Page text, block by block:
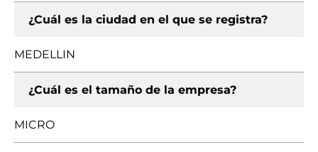
¿Cuál es la ciudad en el que se registra?
MEDELLIN
¿Cuál es el tamaño de la empresa?
MICRO